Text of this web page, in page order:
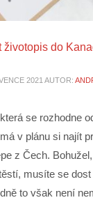
životopis do
2021 AUTOR:
se rozhodne
v plánu si najít
z Čech.
musíte se
to však není